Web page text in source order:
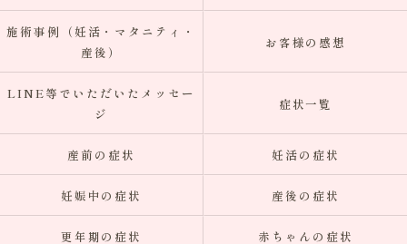
施術事例（妊活・マタニティ・
産後）
お客様の感想
LINE等でいただいたメッセー
ジ
症状一覧
産前の症状 妊活の症状
妊娠中の症状 産後の症状
更年期の症状 赤ちゃんの症状